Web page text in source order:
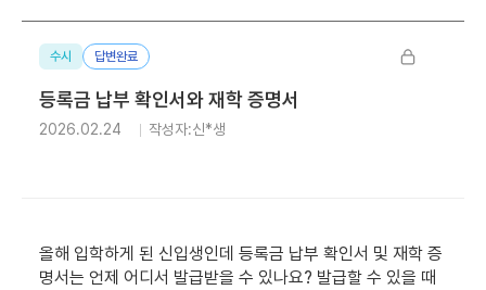
수시 답변완료
등록금 납부 확인서와 재학 증명서
2026.02.24 작성자:신*생
올해 입학하게 된 신입생인데 등록금 납부 확인서 및 재학 증
명서는 언제 어디서 발급받을 수 있나요? 발급할 수 있을 때